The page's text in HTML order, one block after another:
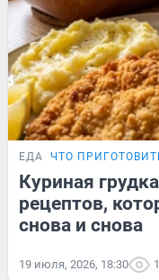
ЕДА ЧТО
Куриная
рецептов,
снова и снова
19 июля, 2026, 18:30